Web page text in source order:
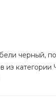
черный,